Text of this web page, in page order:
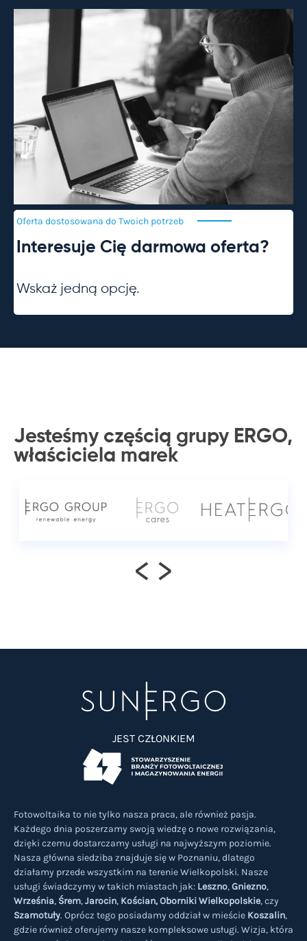
Oferta dostosowana do Twoich potrzeb
Interesuje Cię darmowa oferta?
Wskaż jedną opcję.
Jesteśmy częścią grupy ERGO,
właściciela marek
< >
JEST CZŁONKIEM
Fotowoltaika to nie tylko nasza praca, ale również pasja.
Każdego dnia poszerzamy swoją wiedzę o nowe rozwiązania,
dzięki czemu dostarczamy usługi na najwyższym poziomie.
Nasza główna siedziba znajduje się w Poznaniu, dlatego
działamy przede wszystkim na terenie Wielkopolski. Nasze
usługi świadczymy w takich miastach jak: Leszno,Gniezno,
Września, Śrem,Jarocin, Kościan,Oborniki Wielkopolskie, czy
Szamotuły. Oprócz tego posiadamy oddział w mieście Koszalin,
gdzie również oferujemy nasze kompleksowe usługi. Wizja, która